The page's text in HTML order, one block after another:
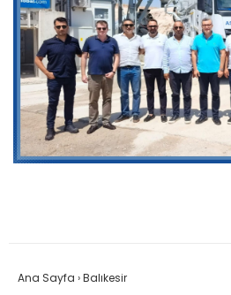
Ana Sayfa ›Balıkesir